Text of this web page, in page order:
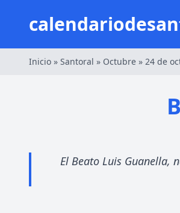
Inicio » Santoral » Octubre » 24 de
El Beato Luis Guanella,